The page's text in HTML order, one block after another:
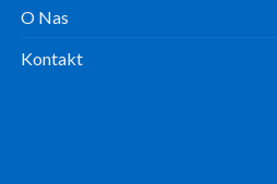
O Nas
Kontakt